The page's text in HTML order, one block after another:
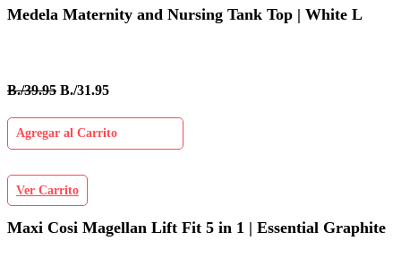
Medela Maternity and Nursing Tank Top | White L
B./39.95 B./31.95
Agregar al Carrito
Ver Carrito
Maxi Cosi Magellan Lift Fit 5 in 1 | Essential Graphite